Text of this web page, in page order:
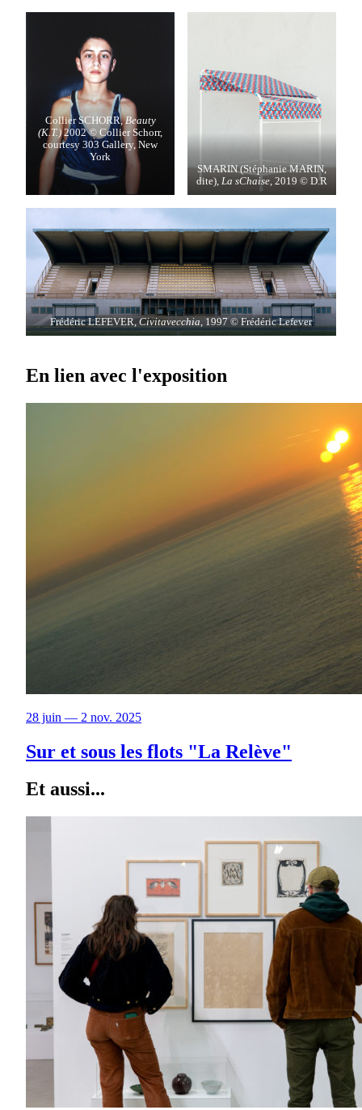
Collier SCHORR,Beauty
(K.T.)2002 © Collier Schorr,
courtesy 303 Gallery, New
York
SMARIN (Stéphanie MARIN,
dite), La sChaise, 2019 © D.R
Frédéric LEFEVER,Civitavecchia, 1997 © Frédéric Lefever
En lien avec l'exposition
28 juin — 2 nov. 2025
Sur et sous les flots "La Relève"
Et aussi...